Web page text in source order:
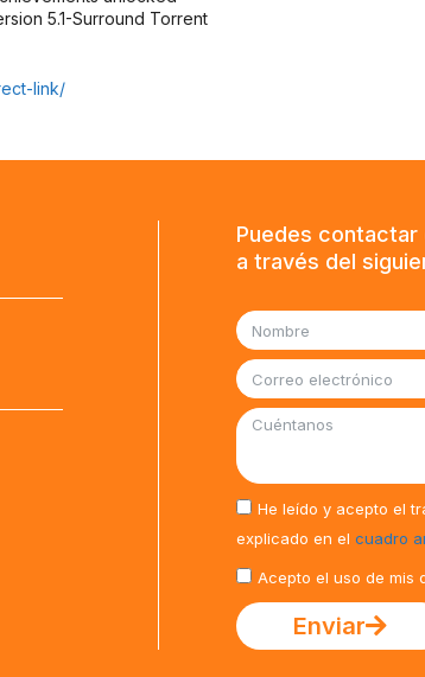
5.1-Surround Torrent
link/
Puedes contactar
a través del
He leído y acepto el
explicado en el cuadro
Acepto el uso de mis
Enviar